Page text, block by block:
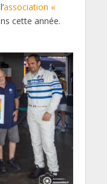
association «
cette année.